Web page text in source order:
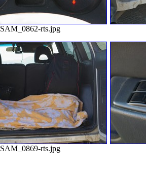
SAM_0862-rts.jpg
SAM_0869-rts.jpg